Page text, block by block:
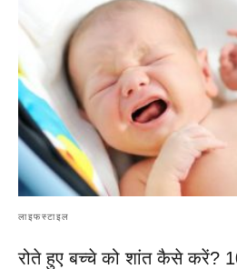
लाइफस्टाइल
रोते हुए बच्चे को शांत कैसे करें?